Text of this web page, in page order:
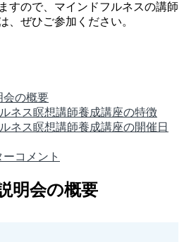
すので、マインドフルネスの講師
、ぜひご参加ください。
会の概要
ネス瞑想講師養成講座の特徴
ネス瞑想講師養成講座の開催日
コメント
明会の概要